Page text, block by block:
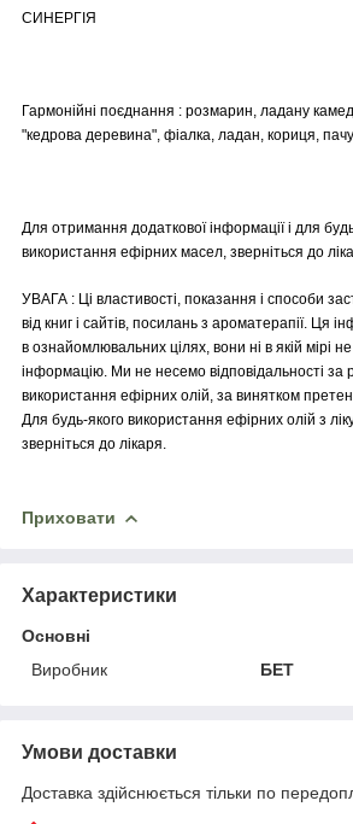
СИНЕРГІЯ
Гармонійні поєднання : розмарин, ладану
"кедрова деревина", фіалка, ладан, кориця,
Для отримання додаткової інформації і для
використання ефірних масел, зверніться до
УВАГА : Ці властивості, показання і способи
від книг і сайтів, посилань з ароматерапії. Ця
в ознайомлювальних цілях, вони ні в якій мірі
інформацію. Ми не несемо відповідальності за
використання ефірних олій, за винятком
Для будь-якого використання ефірних олій з
зверніться до лікаря.
Приховати
Характеристики
Основні
Виробник
БЕТ
Умови доставки
Доставка здійснюється тільки по